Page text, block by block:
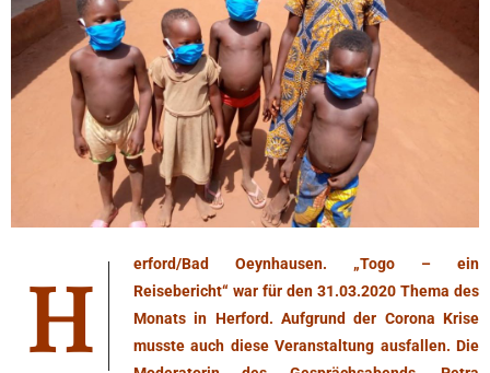
Herford/Bad Oeynhausen. „Togo – ein
Reisebericht“ war für den 31.03.2020 Thema des
Monats in Herford. Aufgrund der Corona Krise
musste auch diese Veranstaltung ausfallen. Die